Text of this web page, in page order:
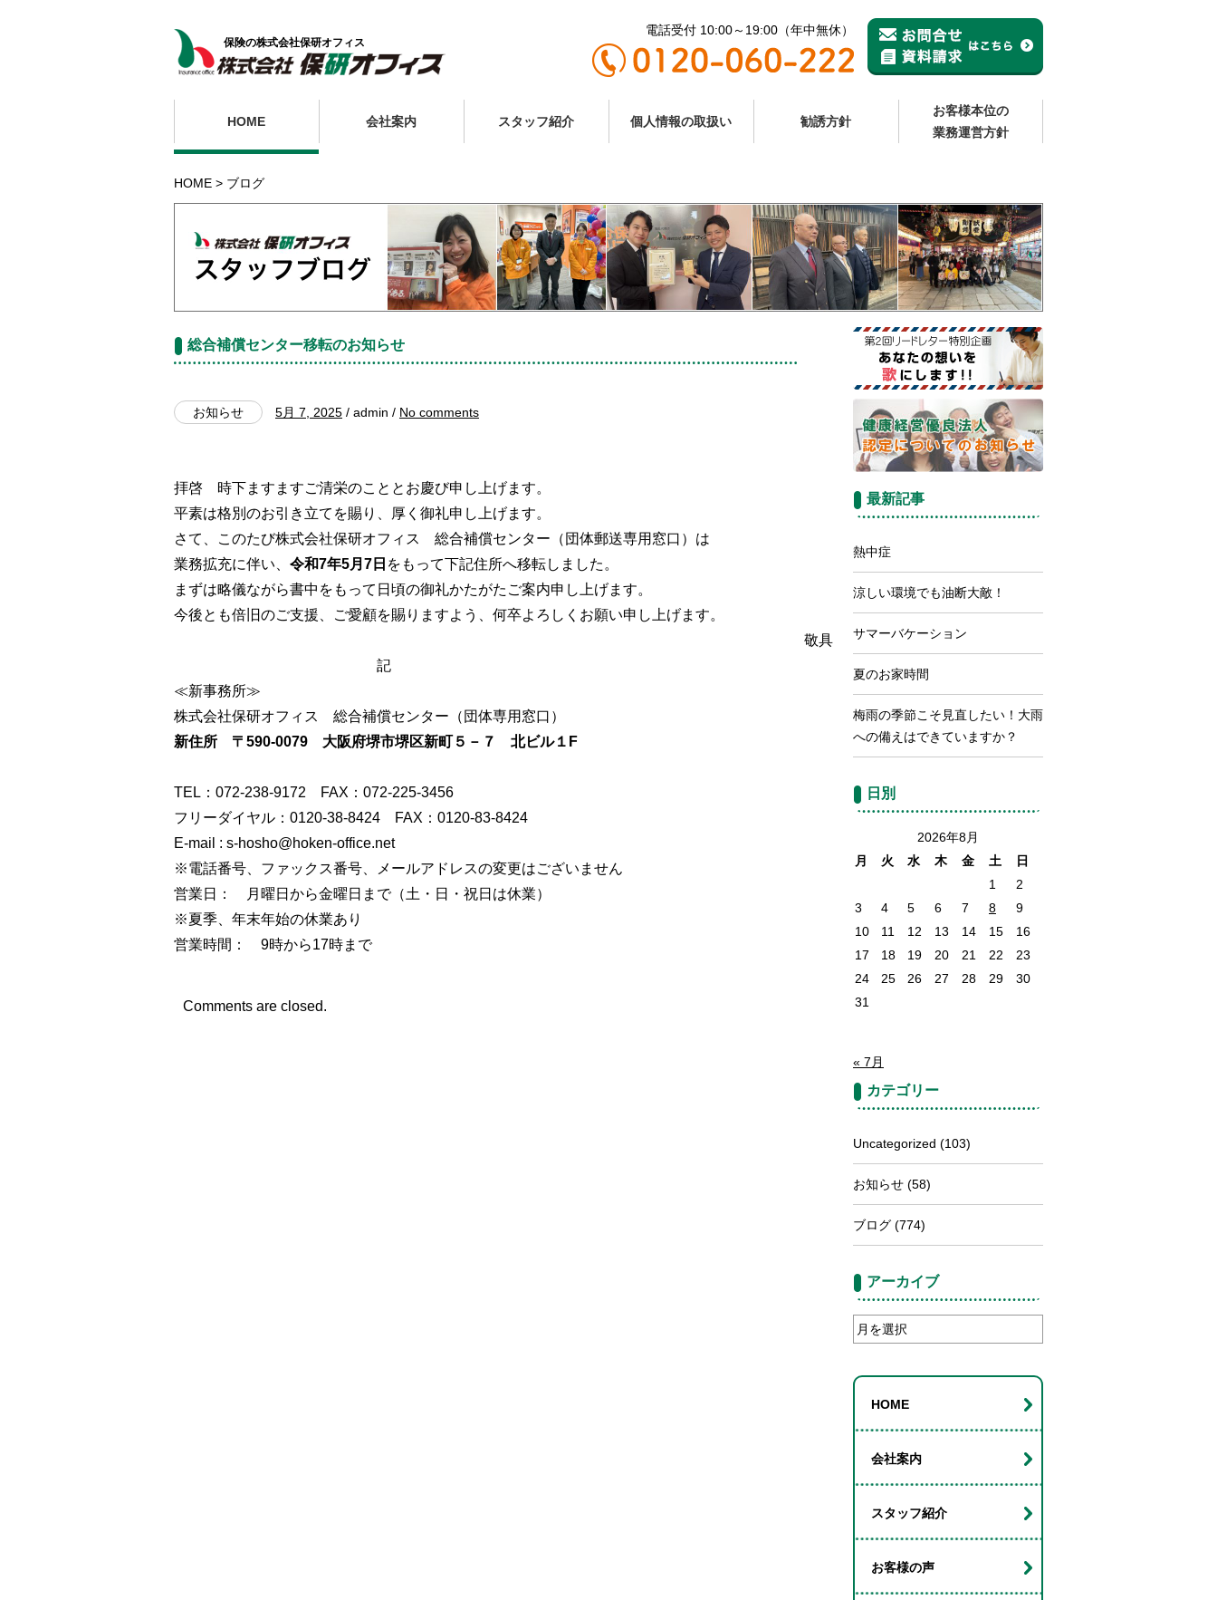
保険の株式会社保研オフィス
電話受付 10:00～19:00（年中無休）
HOME 会社案内 スタッフ紹介 個人情報の取扱い 勧誘方針
お客様本位の
業務運営方針
HOME ブログ
総合補償センター移転のお知らせ
お知らせ 5月 7, 2025 / admin / No comments
拝啓 時下ますますご清栄のこととお慶び申し上げます。
平素は格別のお引き立てを賜り、厚く御礼申し上げます。
さて、このたび株式会社保研オフィス 総合補償センター（団体郵送専用窓口）は
業務拡充に伴い、 令和7年5月7日 をもって下記住所へ移転しました。
まずは略儀ながら書中をもって日頃の御礼かたがたご案内申し上げます。
今後とも倍旧のご支援、ご愛顧を賜りますよう、何卒よろしくお願い申し上げます。
敬具
記
≪新事務所≫
株式会社保研オフィス 総合補償センター（団体専用窓口）
新住所 〒590-0079 大阪府堺市堺区新町５－７ 北ビル１F
TEL：072-238-9172 FAX：072-225-3456
フリーダイヤル：0120-38-8424 FAX：0120-83-8424
E-mail : s-hosho@hoken-office.net
※電話番号、ファックス番号、メールアドレスの変更はございません
営業日： 月曜日から金曜日まで（土・日・祝日は休業）
※夏季、年末年始の休業あり
営業時間： 9時から17時まで
Comments are closed.
最新記事
熱中症
涼しい環境でも油断大敵！
サマーバケーション
夏のお家時間
梅雨の季節こそ見直したい！大雨
への備えはできていますか？
日別
2026年8月
月
火 水 木 金 土
日
1
2
3
4 5 6 7 8
9
10
11 12 13 14 15
16
17
18 19 20 21 22
23
24
25 26 27 28 29
30
31
« 7月
カテゴリー
Uncategorized (103)
お知らせ (58)
ブログ (774)
アーカイブ
ア
ー
HOME
会社案内
スタッフ紹介
お客様の声